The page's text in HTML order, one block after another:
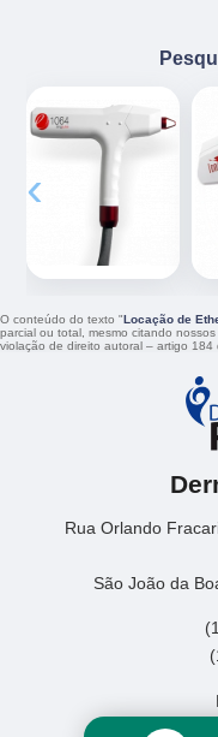
‹
O conteúdo do texto "Locação de
parcial ou total, mesmo citando
violação de direito autoral – artigo 184
Rua Orlando
São João da